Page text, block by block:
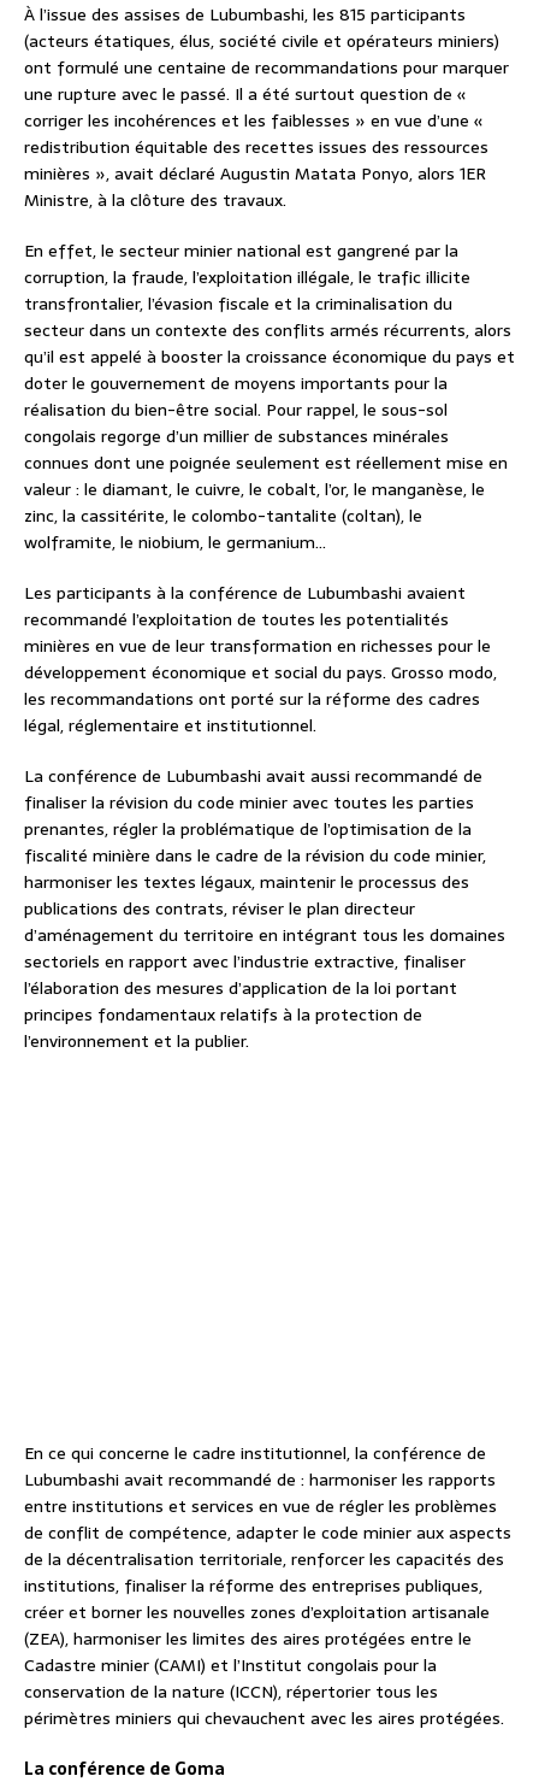
À l’issue des assises de Lubumbashi, les 815 participants
(acteurs étatiques, élus, société civile et opérateurs miniers)
ont formulé une centaine de recommandations pour marquer
une rupture avec le passé. Il a été surtout question de «
corriger les incohérences et les faiblesses » en vue d’une «
redistribution équitable des recettes issues des ressources
minières », avait déclaré Augustin Matata Ponyo, alors 1ER
Ministre, à la clôture des travaux.
En effet, le secteur minier national est gangrené par la
corruption, la fraude, l’exploitation illégale, le trafic illicite
transfrontalier, l’évasion fiscale et la criminalisation du
secteur dans un contexte des conflits armés récurrents, alors
qu’il est appelé à booster la croissance économique du pays et
doter le gouvernement de moyens importants pour la
réalisation du bien-être social. Pour rappel, le sous-sol
congolais regorge d’un millier de substances minérales
connues dont une poignée seulement est réellement mise en
valeur : le diamant, le cuivre, le cobalt, l’or, le manganèse, le
zinc, la cassitérite, le colombo-tantalite (coltan), le
wolframite, le niobium, le germanium…
Les participants à la conférence de Lubumbashi avaient
recommandé l’exploitation de toutes les potentialités
minières en vue de leur transformation en richesses pour le
développement économique et social du pays. Grosso modo,
les recommandations ont porté sur la réforme des cadres
légal, réglementaire et institutionnel.
La conférence de Lubumbashi avait aussi recommandé de
finaliser la révision du code minier avec toutes les parties
prenantes, régler la problématique de l’optimisation de la
fiscalité minière dans le cadre de la révision du code minier,
harmoniser les textes légaux, maintenir le processus des
publications des contrats, réviser le plan directeur
d’aménagement du territoire en intégrant tous les domaines
sectoriels en rapport avec l’industrie extractive, finaliser
l’élaboration des mesures d’application de la loi portant
principes fondamentaux relatifs à la protection de
l’environnement et la publier.
En ce qui concerne le cadre institutionnel, la conférence de
Lubumbashi avait recommandé de : harmoniser les rapports
entre institutions et services en vue de régler les problèmes
de conflit de compétence, adapter le code minier aux aspects
de la décentralisation territoriale, renforcer les capacités des
institutions, finaliser la réforme des entreprises publiques,
créer et borner les nouvelles zones d’exploitation artisanale
(ZEA), harmoniser les limites des aires protégées entre le
Cadastre minier (CAMI) et l’Institut congolais pour la
conservation de la nature (ICCN), répertorier tous les
périmètres miniers qui chevauchent avec les aires protégées.
La conférence de Goma